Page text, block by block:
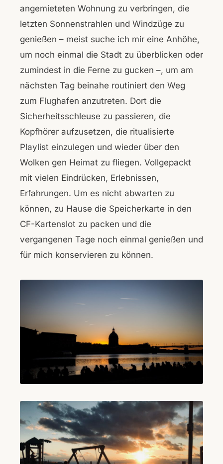
angemieteten Wohnung zu verbringen, die
letzten Sonnenstrahlen und Windzüge zu
genießen – meist suche ich mir eine Anhöhe,
um noch einmal die Stadt zu überblicken oder
zumindest in die Ferne zu gucken –, um am
nächsten Tag beinahe routiniert den Weg
zum Flughafen anzutreten. Dort die
Sicherheitsschleuse zu passieren, die
Kopfhörer aufzusetzen, die ritualisierte
Playlist einzulegen und wieder über den
Wolken gen Heimat zu fliegen. Vollgepackt
mit vielen Eindrücken, Erlebnissen,
Erfahrungen. Um es nicht abwarten zu
können, zu Hause die Speicherkarte in den
CF-Kartenslot zu packen und die
vergangenen Tage noch einmal genießen und
für mich konservieren zu können.